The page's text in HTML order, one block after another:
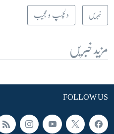
خبریں دلچسپ و عجیب
مزید خبریں
FOLLOW US